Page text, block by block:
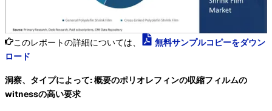
このレポートの詳細については、
無料サンプルコピーをダウン
ロード
洞察、タイプによって: 概要のポリオレフィンの収縮フィルムの
witnessの高い要求